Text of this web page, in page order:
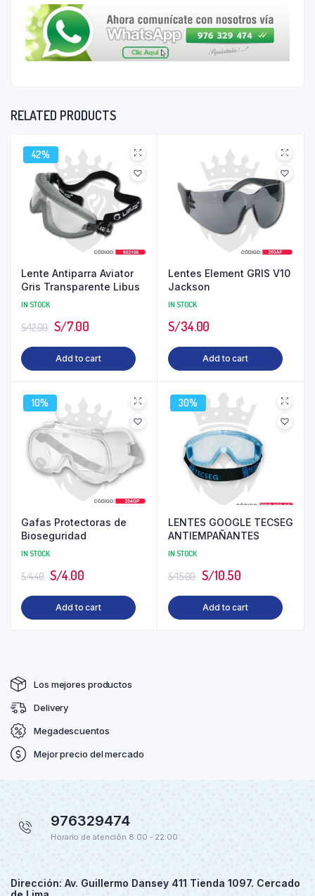
RELATED PRODUCTS
42%
Lente Antiparra Aviator
Gris Transparente Libus
IN STOCK
S/12.00 S/7.00
Add to cart
Lentes Element GRIS V10
Jackson
IN STOCK
S/34.00
Add to cart
10%
Gafas Protectoras de
Bioseguridad
IN STOCK
S/4.40 S/4.00
Add to cart
30%
LENTES GOOGLE TECSEG
ANTIEMPAÑANTES
IN STOCK
S/15.00 S/10.50
Add to cart
Los mejores productos
Delivery
Megadescuentos
Mejor precio del mercado
976329474
Horario de atención 8:00 - 22:00
Dirección: Av. Guillermo Dansey 411 Tienda 1097. Cercado